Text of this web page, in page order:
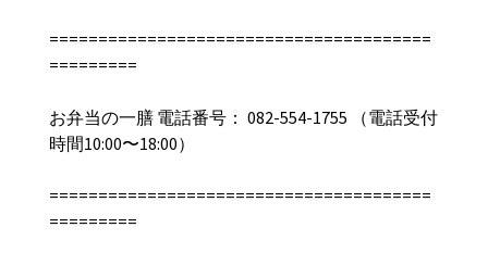
=======================================
=========
お弁当の一膳 電話番号： 082-554-1755 （電話受付
時間10:00〜18:00）
=======================================
=========